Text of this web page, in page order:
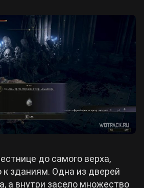
до самого верха,
к зданиям. Одна из дверей
а внутри засело множество